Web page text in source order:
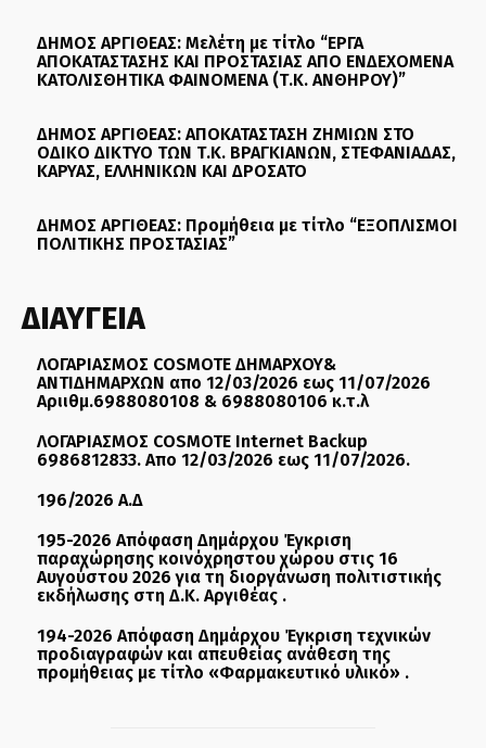
ΔΗΜΟΣ ΑΡΓΙΘΕΑΣ: Μελέτη με τίτλο “ΕΡΓΑ
ΑΠΟΚΑΤΑΣΤΑΣΗΣ ΚΑΙ ΠΡΟΣΤΑΣΙΑΣ ΑΠΟ ΕΝΔΕΧΟΜΕΝΑ
ΚΑΤΟΛΙΣΘΗΤΙΚΑ ΦΑΙΝΟΜΕΝΑ (Τ.Κ. ΑΝΘΗΡΟΥ)”
ΔΗΜΟΣ ΑΡΓΙΘΕΑΣ: ΑΠΟΚΑΤΑΣΤΑΣΗ ΖΗΜΙΩΝ ΣΤΟ
ΟΔΙΚΟ ΔΙΚΤΥΟ ΤΩΝ Τ.Κ. ΒΡΑΓΚΙΑΝΩΝ, ΣΤΕΦΑΝΙΑΔΑΣ,
ΚΑΡΥΑΣ, ΕΛΛΗΝΙΚΩΝ ΚΑΙ ΔΡΟΣΑΤΟ
ΔΗΜΟΣ ΑΡΓΙΘΕΑΣ: Προμήθεια με τίτλο “ΕΞΟΠΛΙΣΜΟΙ
ΠΟΛΙΤΙΚΗΣ ΠΡΟΣΤΑΣΙΑΣ”
ΔΙΑΥΓΕΙΑ
ΛΟΓΑΡΙΑΣΜΟΣ COSMOTE ΔΗΜΑΡΧΟΥ&
ΑΝΤΙΔΗΜΑΡΧΩΝ απο 12/03/2026 εως 11/07/2026
Αριιθμ.6988080108 & 6988080106 κ.τ.λ
ΛΟΓΑΡΙΑΣΜΟΣ COSMOTE Internet Backup
6986812833. Απο 12/03/2026 εως 11/07/2026.
196/2026 Α.Δ
195-2026 Απόφαση Δημάρχου Έγκριση
παραχώρησης κοινόχρηστου χώρου στις 16
Αυγούστου 2026 για τη διοργάνωση πολιτιστικής
εκδήλωσης στη Δ.Κ. Αργιθέας .
194-2026 Απόφαση Δημάρχου Έγκριση τεχνικών
προδιαγραφών και απευθείας ανάθεση της
προμήθειας με τίτλο «Φαρμακευτικό υλικό» .